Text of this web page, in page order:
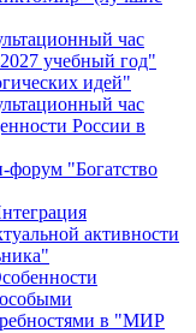
час
учебный год"
идей"
час
России в
форум "Богатство
активности
в "МИР